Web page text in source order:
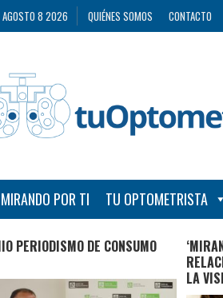
AGOSTO 8 2026 QUIÉNES SOMOS CONTACTO
MIRANDO POR TI TU OPTOMETRISTA
PERIODISMO DE CONSUMO
LA